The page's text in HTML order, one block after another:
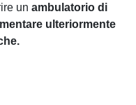
un ambulatorio di
ulteriormente